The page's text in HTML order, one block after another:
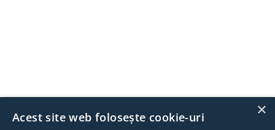
×
Acest site web folosește cookie-uri